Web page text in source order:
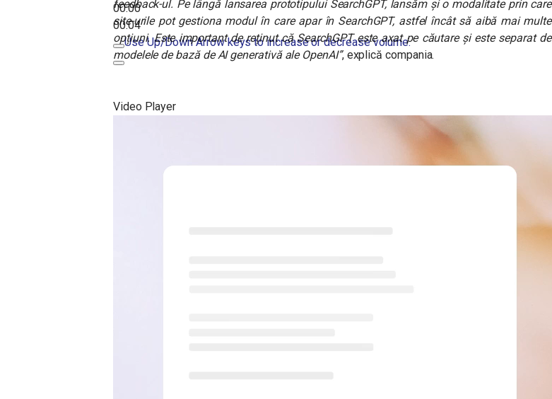
00:00
00:04
Use Up/Down Arrow keys to increase or decrease volume.
feedback-ul. Pe lângă lansarea prototipului SearchGPT, lansăm și o modalitate prin care
site-urile pot gestiona modul în care apar în SearchGPT, astfel încât să aibă mai multe
opțiuni. Este important de reținut că SearchGPT este axat pe căutare și este separat de
modelele de bază de AI generativă ale OpenAI”, explică compania.
Video Player